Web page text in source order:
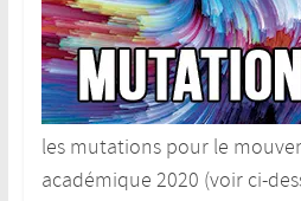
les mutations pour le
académique 2020 (voir ci-